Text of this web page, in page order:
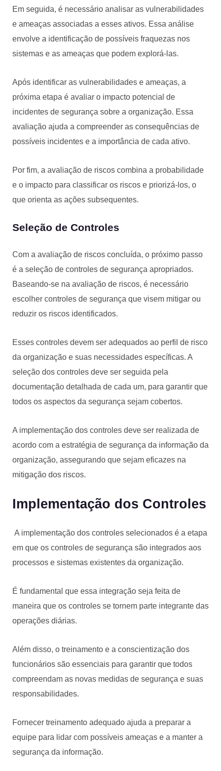
Em seguida, é necessário analisar as vulnerabilidades
e ameaças associadas a esses ativos. Essa análise
envolve a identificação de possíveis fraquezas nos
sistemas e as ameaças que podem explorá-las.
Após identificar as vulnerabilidades e ameaças, a
próxima etapa é avaliar o impacto potencial de
incidentes de segurança sobre a organização. Essa
avaliação ajuda a compreender as consequências de
possíveis incidentes e a importância de cada ativo.
Por fim, a avaliação de riscos combina a probabilidade
e o impacto para classificar os riscos e priorizá-los, o
que orienta as ações subsequentes.
Seleção de Controles
Com a avaliação de riscos concluída, o próximo passo
é a seleção de controles de segurança apropriados.
Baseando-se na avaliação de riscos, é necessário
escolher controles de segurança que visem mitigar ou
reduzir os riscos identificados.
Esses controles devem ser adequados ao perfil de risco
da organização e suas necessidades específicas. A
seleção dos controles deve ser seguida pela
documentação detalhada de cada um, para garantir que
todos os aspectos da segurança sejam cobertos.
A implementação dos controles deve ser realizada de
acordo com a estratégia de segurança da informação da
organização, assegurando que sejam eficazes na
mitigação dos riscos.
Implementação dos Controles
A implementação dos controles selecionados é a etapa
em que os controles de segurança são integrados aos
processos e sistemas existentes da organização.
É fundamental que essa integração seja feita de
maneira que os controles se tornem parte integrante das
operações diárias.
Além disso, o treinamento e a conscientização dos
funcionários são essenciais para garantir que todos
compreendam as novas medidas de segurança e suas
responsabilidades.
Fornecer treinamento adequado ajuda a preparar a
equipe para lidar com possíveis ameaças e a manter a
segurança da informação.